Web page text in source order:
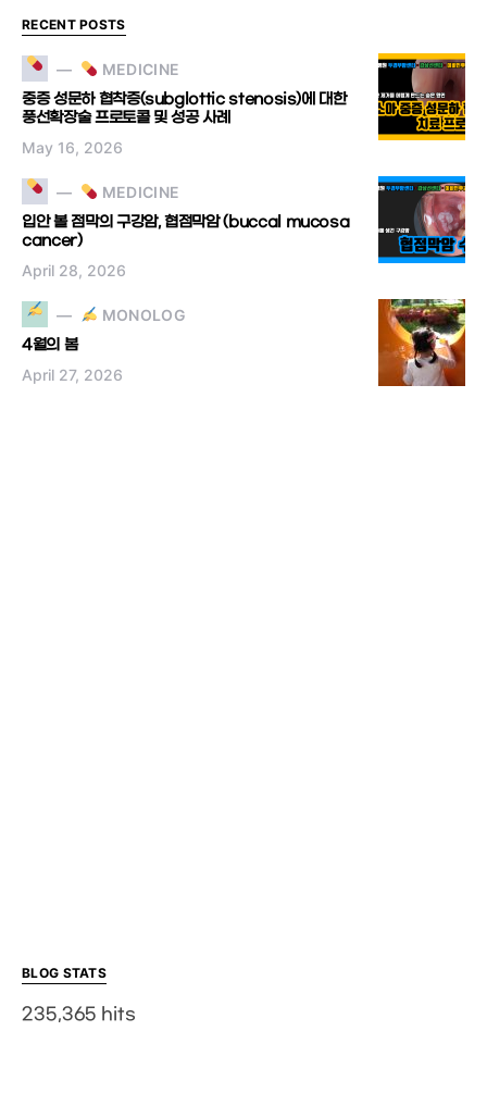
RECENT POSTS
MEDICINE
중증 성문하 협착증(subglottic stenosis)에 대한
풍선확장술 프로토콜 및 성공 사례
May 16, 2026
MEDICINE
입안 볼 점막의 구강암, 협점막암 (buccal mucosa
cancer)
April 28, 2026
MONOLOG
4월의 봄
April 27, 2026
BLOG STATS
235,365 hits